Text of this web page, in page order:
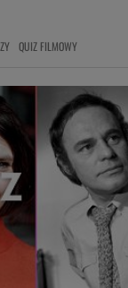
QUIZ FILMOWY